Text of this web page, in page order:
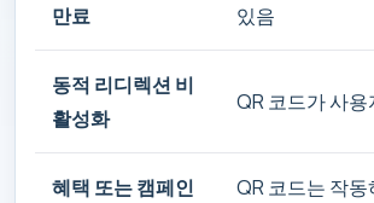
만료
있음
동적 리디렉션 비
활성화
QR 코드가 사
혜택 또는 캠페인
QR 코드는 작